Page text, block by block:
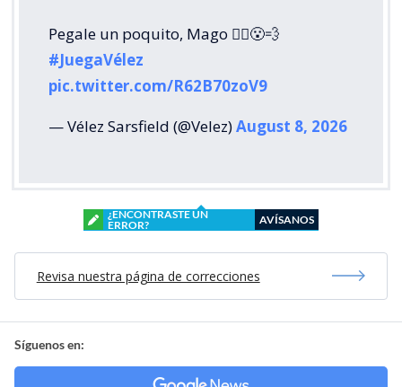
Pegale un poquito, Mago 🧙‍♂️😮‍💨
#JuegaVélez
pic.twitter.com/R62B70zoV9
— Vélez Sarsfield (@Velez)August 8, 2026
¿ENCONTRASTE UN
ERROR?
AVÍSANOS
Revisa nuestra página de correcciones
Síguenos en: